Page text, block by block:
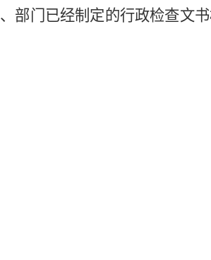
、 部门已经制定的行政检查文